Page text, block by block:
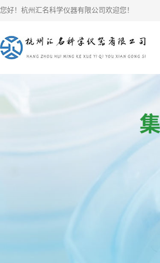
您好！杭州汇名科学仪器有限公司欢迎您！